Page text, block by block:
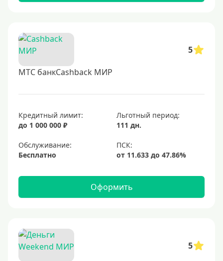
5
МТС банкCashback МИР
Кредитный лимит:
до 1 000 000 ₽
Льготный период:
111 дн.
Обслуживание:
Бесплатно
Оформить
5